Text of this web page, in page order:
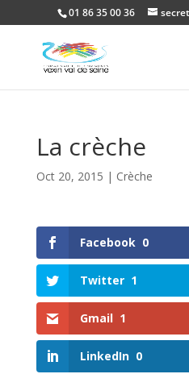
01 86 35 00 36
La crèche
Oct 20, 2015 | Crèche
Facebook 0
Twitter 1
Gmail 1
LinkedIn 0